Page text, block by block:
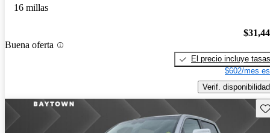
16 millas
Buena oferta
El precio incluye tasas
$602/mes
Verif. disponibilidad